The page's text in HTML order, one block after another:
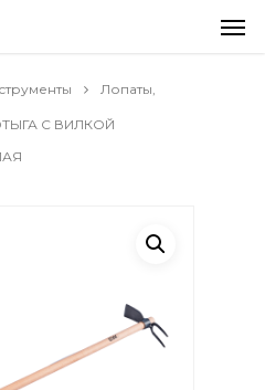
Лопаты,
С ВИЛКОЙ